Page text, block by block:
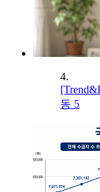
4.
동 5